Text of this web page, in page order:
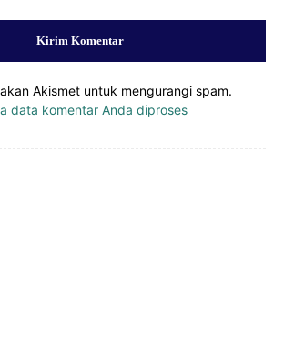
Akismet untuk mengurangi spam.
data komentar Anda diproses